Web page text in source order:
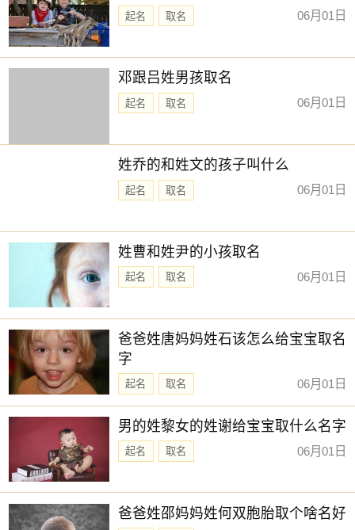
起名 取名 06月01日
邓跟吕姓男孩取名
起名 取名 06月01日
姓乔的和姓文的孩子叫什么
起名 取名 06月01日
姓曹和姓尹的小孩取名
起名 取名 06月01日
爸爸姓唐妈妈姓石该怎么给宝宝取名
字
起名 取名 06月01日
男的姓黎女的姓谢给宝宝取什么名字
起名 取名 06月01日
爸爸姓邵妈妈姓何双胞胎取个啥名好